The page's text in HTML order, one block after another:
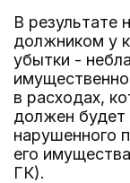
В результате
должником у
убытки -
в расходах,
должен будет
нарушенного
его
ГК).